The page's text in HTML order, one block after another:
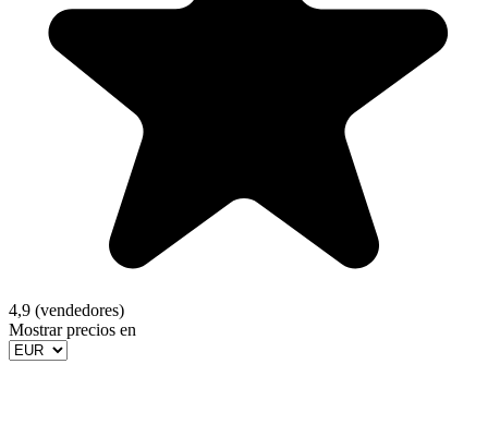
4,9 (vendedores)
Mostrar precios en